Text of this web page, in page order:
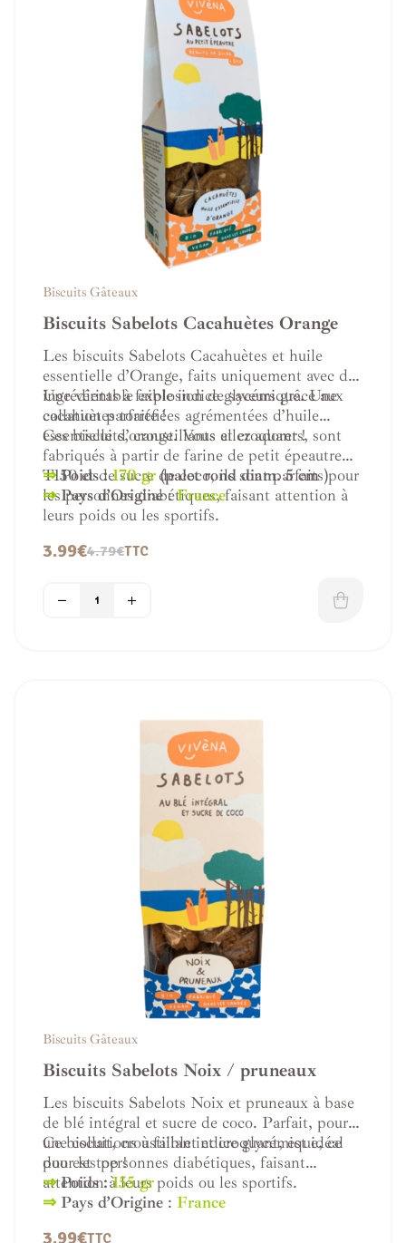
Biscuits Gâteaux
Biscuits Sabelots Cacahuètes Orange
Les biscuits Sabelots Cacahuètes et huile
essentielle d’Orange, faits uniquement avec des
ingrédients à faible indice glycémique. Une
collation parfaite !
Une véritable explosion de saveurs grâce aux
cacahuètes torréfiées agrémentées d’huile
essentielle d’orange. Vous allez adorer !
Ces biscuits, croustillants et croquants, sont
fabriqués à partir de farine de petit épeautre
T150 et de sucre de coco, ils sont parfaits pour
les personnes diabétiques, faisant attention à
leurs poids ou les sportifs.
⇒Poids :170 gr(palet rond diam. 5 cm )
⇒Pays d’Origine:France
4.79€
3.99€ TTC
Biscuits Gâteaux
Biscuits Sabelots Noix / pruneaux
Les biscuits Sabelots Noix et pruneaux à base
de blé intégral et sucre de coco. Parfait, pour
une collations à faible indice glycémique, ce
duo est top !
Ce biscuit, croustillant et croquant, est idéal
pour les personnes diabétiques, faisant
attention à leurs poids ou les sportifs.
⇒Poids :155 gr
⇒ Pays d’Origine : France
3.99€TTC